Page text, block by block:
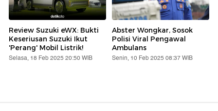
Review Suzuki eWX: Bukti
Keseriusan Suzuki Ikut
'Perang' Mobil Listrik!
Selasa, 18 Feb 2025 20:50 WIB
Abster Wongkar, Sosok
Polisi Viral Pengawal
Ambulans
Senin, 10 Feb 2025 08:37 WIB